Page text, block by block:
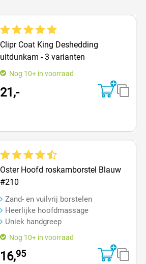
Gemiddelde waardering van 5 van 5 sterren
Clipr Coat King Deshedding
uitdunkam - 3 varianten
Nog 10+ in voorraad
21,-
Gemiddelde waardering van 4.3 van 5 sterren
Oster Hoofd roskamborstel Blauw
#210
Zand- en vuilvrij borstelen
Heerlijke hoofdmassage
Uniek handgreep
Nog 10+ in voorraad
16,95